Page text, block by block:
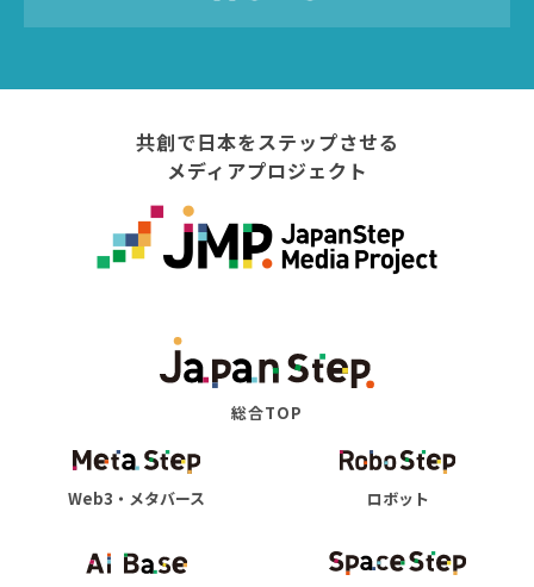
共創で日本をステップさせる
メディアプロジェクト
総合TOP
Web3・メタバース ロボット